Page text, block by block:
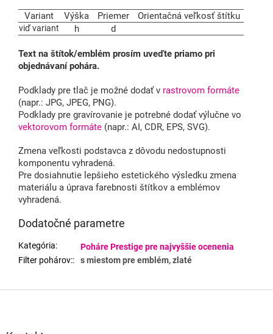
Variant Výška Priemer Orientačná veľkosť štítku
viď variant h d
Text na štítok/emblém prosím uveďte priamo pri
objednávaní pohára.
Podklady pre tlač je možné dodať v rastrovom formáte
(napr.: JPG, JPEG, PNG).
Podklady pre gravírovanie je potrebné dodať výlučne vo
vektorovom formáte (napr.: AI, CDR, EPS, SVG).
Zmena veľkosti podstavca z dôvodu nedostupnosti
komponentu vyhradená.
Pre dosiahnutie lepšieho estetického výsledku zmena
materiálu a úprava farebnosti štítkov a emblémov
vyhradená.
Dodatočné parametre
Kategória:
Poháre Prestige pre najvyššie ocenenia
Filter pohárov:: s miestom pre emblém, zlaté